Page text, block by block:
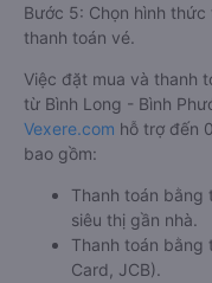
Bước 5: Chọn hình
thanh toán vé.
Việc đặt mua và thanh
từ Bình Long - Bình
Vexere.com hỗ trợ đến
bao gồm:
Thanh toán bằng
siêu thị gần nhà.
Thanh toán bằng
Card, JCB).